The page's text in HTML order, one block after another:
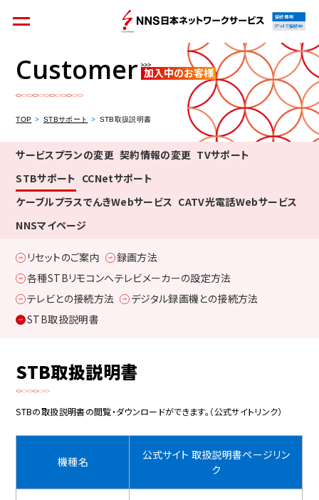
集合住宅オーナーの方
法人のお客様
資料請求
接続情報
IPv4で接続中
Customer 加入中のお客様
TOP STBサポート STB取扱説明書
サービスプランの変更 契約情報の変更 TVサポート
STBサポート CCNetサポート
ケーブルプラスでんきWebサービス CATV光電話Webサービス
NNSマイページ
リセットのご案内
録画方法
各種STBリモコンへテレビメーカーの設定方法
テレビとの接続方法
デジタル録画機との接続方法
STB取扱説明書
STB取扱説明書
STBの取扱説明書の閲覧・ダウンロードができます。（公式サイトリンク）
機種名
公式サイト 取扱説明書ページリン
ク